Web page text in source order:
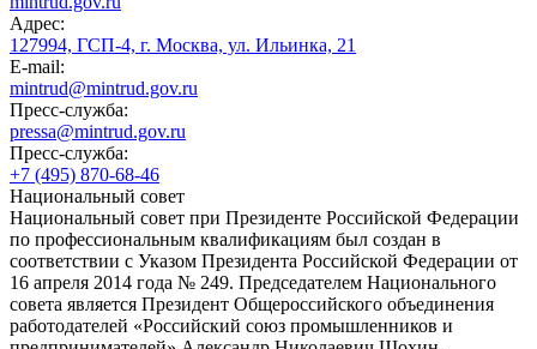
Адрес:
127994, ГСП-4, г. Москва, ул. Ильинка, 21
E-mail:
mintrud@mintrud.gov.ru
Пресс-служба:
pressa@mintrud.gov.ru
Пресс-служба:
+7 (495) 870-68-46
Национальный совет
Национальный совет при Президенте Российской Федерации
по профессиональным квалификациям был создан в
соответствии с Указом Президента Российской Федерации от
16 апреля 2014 года № 249. Председателем Национального
совета является Президент Общероссийского объединения
работодателей «Российский союз промышленников и